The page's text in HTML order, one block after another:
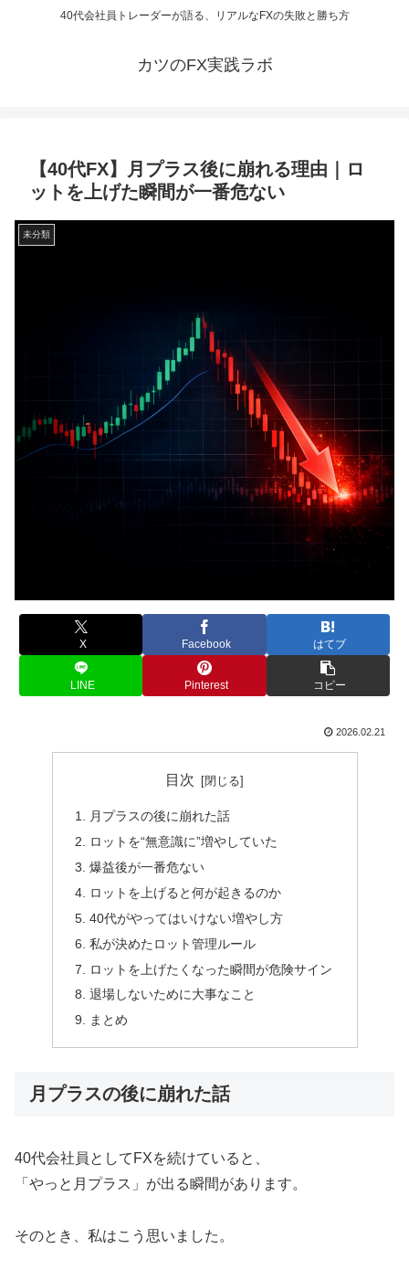
40代会社員トレーダーが語る、リアルなFXの失敗と勝ち方
カツのFX実践ラボ
【40代FX】月プラス後に崩れる理由｜ロ
ットを上げた瞬間が一番危ない
未分類
X Facebook はてブ
LINE Pinterest コピー
2026.02.21
目次
月プラスの後に崩れた話
ロットを“無意識に”増やしていた
爆益後が一番危ない
ロットを上げると何が起きるのか
40代がやってはいけない増やし方
私が決めたロット管理ルール
ロットを上げたくなった瞬間が危険サイン
退場しないために大事なこと
まとめ
月プラスの後に崩れた話
40代会社員としてFXを続けていると、
「やっと月プラス」が出る瞬間があります。
そのとき、私はこう思いました。